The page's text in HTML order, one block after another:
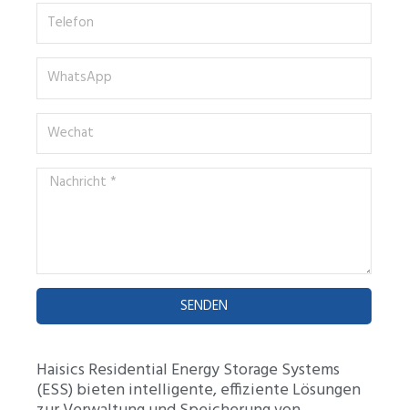
Telefon
WhatsApp
Wechat
Nachricht
SENDEN
Haisics Residential Energy Storage Systems
(ESS) bieten intelligente, effiziente Lösungen